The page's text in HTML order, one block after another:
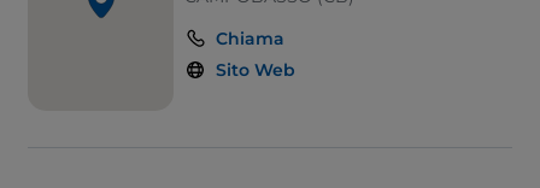
Chiama
Sito Web